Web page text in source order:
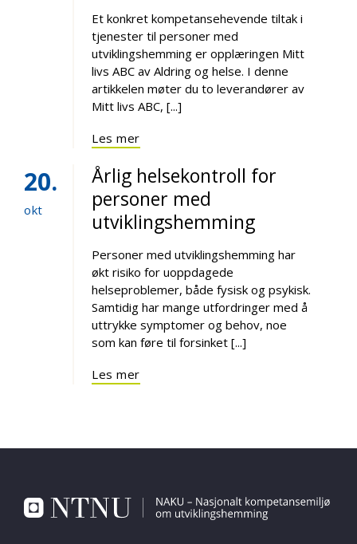
Et konkret kompetansehevende tiltak i
tjenester til personer med
utviklingshemming er opplæringen Mitt
livs ABC av Aldring og helse. I denne
artikkelen møter du to leverandører av
Mitt livs ABC, [...]
Les mer
20
okt
Årlig helsekontroll for
personer med
utviklingshemming
Personer med utviklingshemming har
økt risiko for uoppdagede
helseproblemer, både fysisk og psykisk.
Samtidig har mange utfordringer med å
uttrykke symptomer og behov, noe
som kan føre til forsinket [...]
Les mer